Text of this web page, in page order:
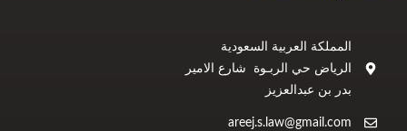
المملكة العربية السعودية
الرياض حي الربـوة شارع الامير
بدر بن عبدالعزيز
areej.s.law@gmail.com